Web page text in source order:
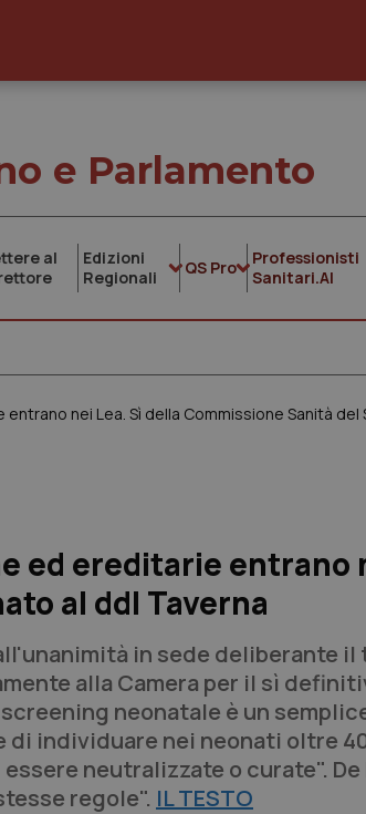
e Parlamento
al
Edizioni
Regionali
QS Pro
Professionisti
Sanitari.AI
ed ereditarie entrano
al ddl Taverna
in sede deliberante il
alla Camera per il sì
neonatale è un
di individuare nei neonati oltre
neutralizzate o curate". De
regole". IL TESTO